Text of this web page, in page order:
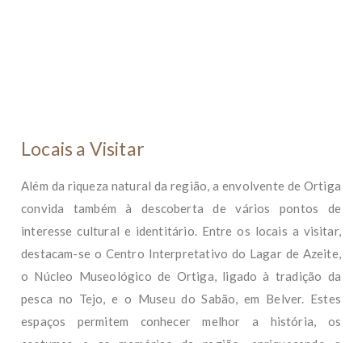
Locais a Visitar
Além da riqueza natural da região, a envolvente de Ortiga
convida também à descoberta de vários pontos de
interesse cultural e identitário. Entre os locais a visitar,
destacam-se o Centro Interpretativo do Lagar de Azeite,
o Núcleo Museológico de Ortiga, ligado à tradição da
pesca no Tejo, e o Museu do Sabão, em Belver. Estes
espaços permitem conhecer melhor a história, os